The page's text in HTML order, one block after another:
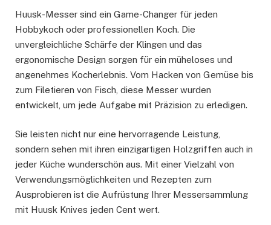
Huusk-Messer sind ein Game-Changer für jeden
Hobbykoch oder professionellen Koch. Die
unvergleichliche Schärfe der Klingen und das
ergonomische Design sorgen für ein müheloses und
angenehmes Kocherlebnis. Vom Hacken von Gemüse bis
zum Filetieren von Fisch, diese Messer wurden
entwickelt, um jede Aufgabe mit Präzision zu erledigen.
Sie leisten nicht nur eine hervorragende Leistung,
sondern sehen mit ihren einzigartigen Holzgriffen auch in
jeder Küche wunderschön aus. Mit einer Vielzahl von
Verwendungsmöglichkeiten und Rezepten zum
Ausprobieren ist die Aufrüstung Ihrer Messersammlung
mit Huusk Knives jeden Cent wert.